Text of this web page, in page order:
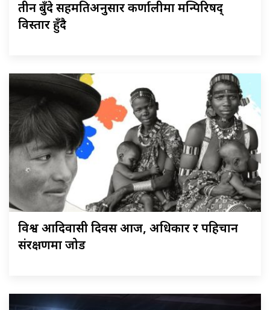
तीन बुँदे सहमतिअनुसार कर्णालीमा मन्त्रिपरिषद्
विस्तार हुँदै
विश्व आदिवासी दिवस आज, अधिकार र पहिचान
संरक्षणमा जोड